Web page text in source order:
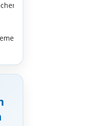
(mit
Sanierung)